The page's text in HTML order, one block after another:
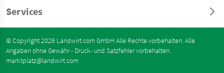
Services
© Copyright 2026 Landwirt.com GmbH Alle Rechte vorbehalten. Alle
Angaben ohne Gewähr - Druck- und Satzfehler vorbehalten.
marktplatz@landwirt.com